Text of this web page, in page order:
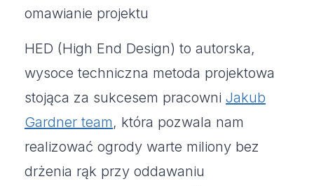
HED (High End Design) to autorska,
wysoce techniczna metoda projektowa
stojąca za sukcesem pracowni Jakub
Gardner team, która pozwala nam
realizować ogrody warte miliony bez
drżenia rąk przy oddawaniu